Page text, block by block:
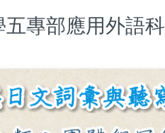
五專部應用外語科